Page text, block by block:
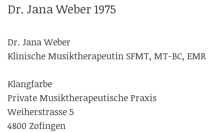
Dr. Jana Weber 1975
Dr. Jana Weber
Klinische Musiktherapeutin SFMT, MT-BC, EMR
Klangfarbe
Private Musiktherapeutische Praxis
Weiherstrasse 5
4800 Zofingen